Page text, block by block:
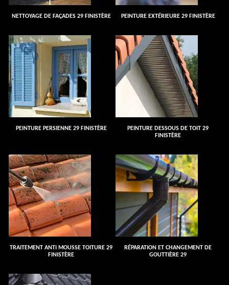
NETTOYAGE DE FAÇADES 29 FINISTÈRE PEINTURE EXTÉRIEURE 29 FINISTÈRE
PEINTURE PERSIENNE 29 FINISTÈRE
PEINTURE DESSOUS DE TOIT 29
FINISTÈRE
TRAITEMENT ANTI MOUSSE TOITURE 29
FINISTÈRE
RÉPARATION ET CHANGEMENT DE
GOUTTIÈRE 29